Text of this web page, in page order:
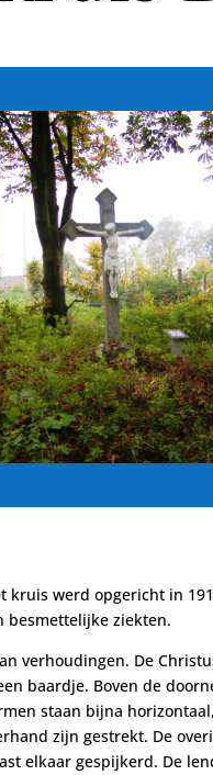
kruis werd opgericht in
besmettelijke ziekten.
verhoudingen. De
baardje. Boven de
staan bijna
zijn gestrekt. De
elkaar gespijkerd. De